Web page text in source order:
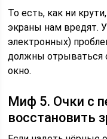
То есть, как ни
экраны нам вредят.
электронных)
должны отрываться
окно.
Миф 5. Очки с
восстановить